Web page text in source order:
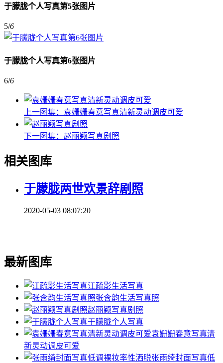
于朦胧个人写真第5张图片
5/6
于朦胧个人写真第6张图片
6/6
上一图集： 袁姗姗春意写真清新灵动调皮可爱
下一图集： 赵丽颖写真剧照
相关图库
于朦胧两世欢景辞剧照
2020-05-03 08:07:20
最新图库
江疏影生活写真
张含韵生活写真照
赵丽颖写真剧照
于朦胧个人写真
袁姗姗春意写真清
新灵动调皮可爱
张雨绮封面写真低